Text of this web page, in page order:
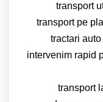
transport
transport pe
tractari
intervenim rapid
transport